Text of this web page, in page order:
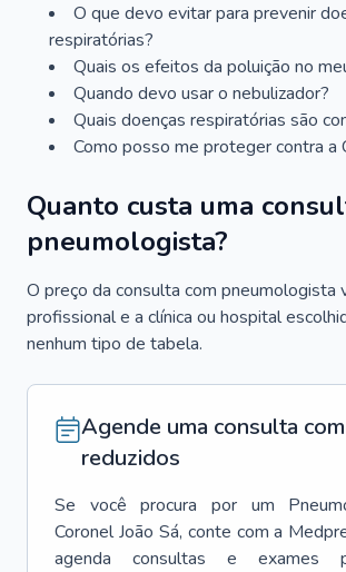
O que devo evitar para prevenir
respiratórias?
Quais os efeitos da poluição no
Quando devo usar o nebulizador?
Quais doenças respiratórias são
Como posso me proteger contra a
Quanto custa uma
pneumologista?
O preço da consulta com pneumologista
profissional e a clínica ou hospital
nenhum tipo de tabela.
Agende uma consulta
reduzidos
Se você procura por um
Coronel João Sá, conte com a
agenda consultas e exames